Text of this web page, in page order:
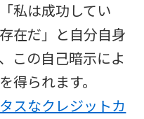
私は成功してい
在だ」と自分自身
この自己暗示によ
得られます。
スなクレジットカ